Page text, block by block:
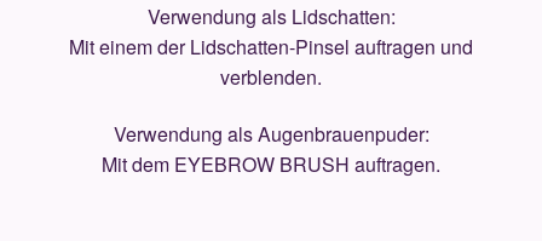
Verwendung als Lidschatten:
Mit einem der Lidschatten-Pinsel auftragen und
verblenden.
Verwendung als Augenbrauenpuder:
Mit dem EYEBROW BRUSH auftragen.